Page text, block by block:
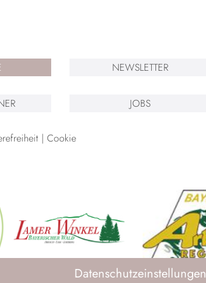
Datenschutzeinstellungen
NEWSLETTER
JOBS
Cookie